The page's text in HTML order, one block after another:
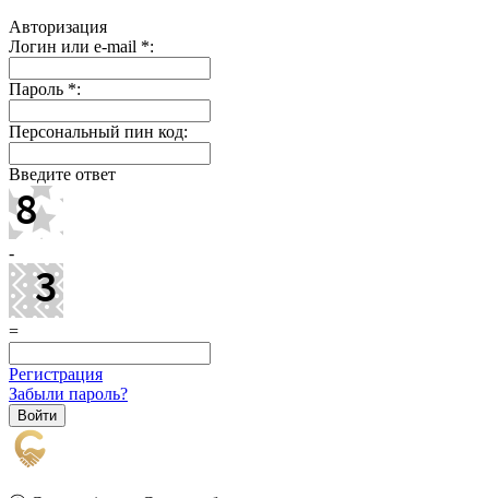
Авторизация
Логин или e-mail *:
Пароль *:
Персональный пин код:
Введите ответ
-
=
Регистрация
Забыли пароль?